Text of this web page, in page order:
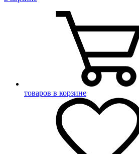
товаров в корзине